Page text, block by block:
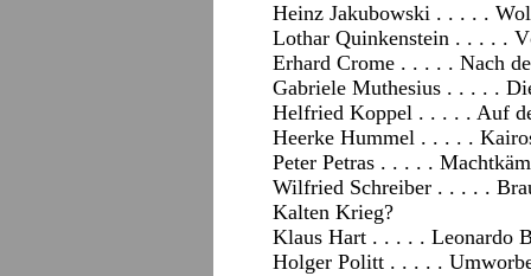
Heinz Jakubowski . . . . .
Lothar Quinkenstein . . . . .
Erhard Crome . . . . . Nach
Gabriele Muthesius . . . . .
Helfried Koppel . . . . . Auf
Heerke Hummel . . . . .
Peter Petras . . . . .
Wilfried Schreiber . . . . .
Kalten Krieg?
Klaus Hart . . . . . Leonardo
Holger Politt . . . . .